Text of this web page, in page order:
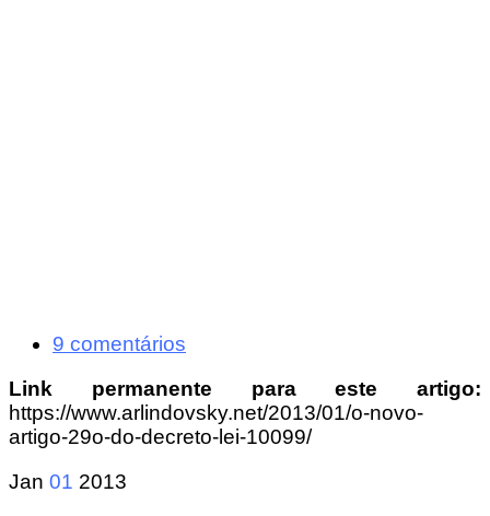
9 comentários
Link permanente para este artigo:
https://www.arlindovsky.net/2013/01/o-novo-
artigo-29o-do-decreto-lei-10099/
Jan 01 2013